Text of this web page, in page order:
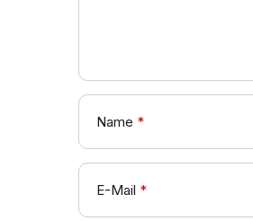
Name *
E-Mail *